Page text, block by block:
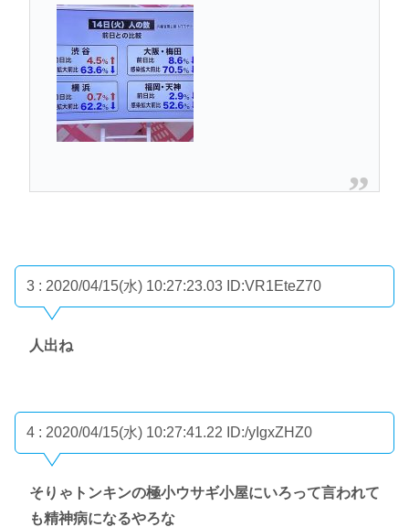
3 : 2020/04/15(水) 10:27:23.03 ID:VR1EteZ70
人出ね
4 : 2020/04/15(水) 10:27:41.22 ID:/yIgxZHZ0
そりゃトンキンの極小ウサギ小屋にいろって言われて
も精神病になるやろな